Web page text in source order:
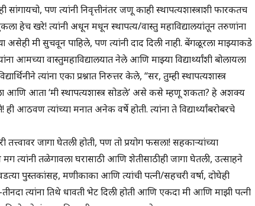
पण त्यांनी निवृत्तीनंतर जणू काही स्थापत्यशास्त्राशी फारकतच
हेच खरे! त्यांनी अधून मधून स्थापत्य/वास्तु महाविद्यालयांतून तरुणांना
असेही मी सुचवून पाहिले, पण त्यांनी दाद दिली नाही. बेंगळूरला माझ्याकडे
आमच्या वास्तुमहाविद्यालयात नेले आणि माझ्या विद्यार्थ्यांशी बोलायला
त्यांना एका प्रश्नात निरुत्तर केले, “सर, तुम्ही स्थापत्यशास्त्र
आणि आता ‘मी स्थापत्यशास्त्र सोडले’ असे कसे म्हणू शकता? हे अशक्य
आठवण त्यांच्या मनात अनेक वर्षे होती. त्यांना ते विद्यार्थ्यांबरोबरचे
जागा घेतली होती, पण तो प्रयोग फसला! सहकाऱ्यांच्या
तळेगावला घरासाठी आणि शेतीसाठीही जागा घेतली, उत्साहने
पुस्तकांसह, मणीकाका आणि त्यांची पत्नी/सहचरी वर्षा, दोघेही
त्यांना तिथे धावती भेट दिली होती आणि एकदा मी आणि माझी पत्नी